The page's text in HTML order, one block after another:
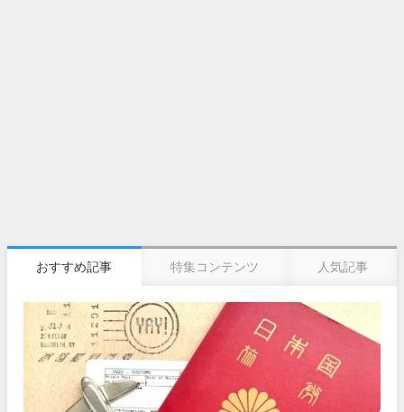
おすすめ記事 特集コンテンツ 人気記事